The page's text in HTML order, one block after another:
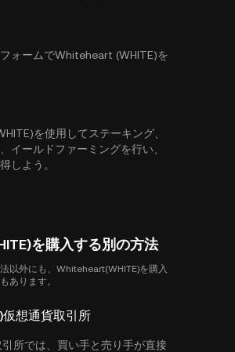
ォームでWhiteheart (WHITE)を
を使用してステーキング、
イールドファーミングを行い、
しよう。
を購入する別の方法
以外にも、Whiteheart(WHITE)を購入
あります。
仮想通貨取引所
引所では、買い手と売り手が直接